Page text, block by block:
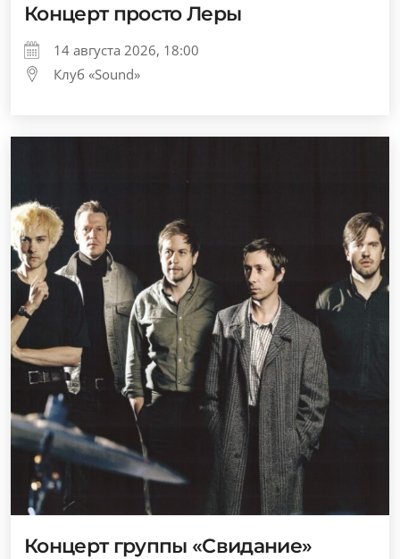
Концерт просто Леры
14 августа 2026, 18:00
Клуб «Sound»
Концерт группы «Свидание»